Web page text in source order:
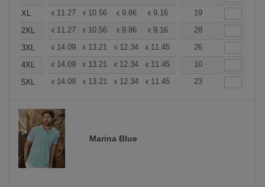
XL
€ 11.27 € 10.56 € 9.86 € 9.16 8.45
19
2XL
€ 11.27 € 10.56 € 9.86 € 9.16 8.45
28
3XL
€ 14.09 € 13.21 € 12.34 € 11.45 10.57
26
4XL
€ 14.09 € 13.21 € 12.34 € 11.45 10.57
10
5XL
€ 14.09 € 13.21 € 12.34 € 11.45 10.57
23
Marina Blue